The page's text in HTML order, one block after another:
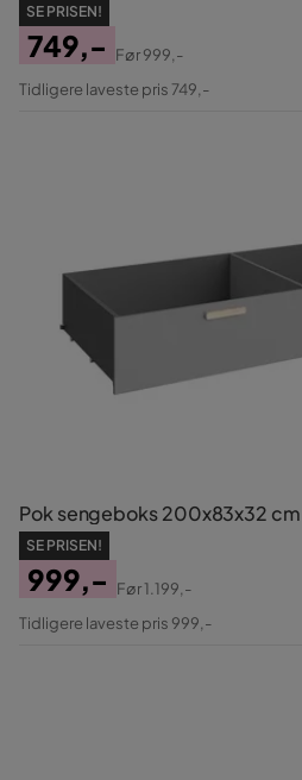
SE PRISEN!
Pris
749,-
Original
Før999,-
Tidligere laveste pris 749,-
Pok sengeboks 200x83x32 cm
SE PRISEN!
Pris
999,-
Original
Før1.199,-
Tidligere laveste pris 999,-